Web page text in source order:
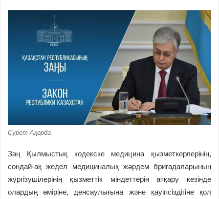
Сурет Ақорда
Заң Қылмыстық кодекске медицина қызметкерлерінің,
сондай-ақ жедел медициналық жәрдем бригадаларының
жүргізушілерінің қызметтік міндеттерін атқару кезінде
олардың өміріне, денсаулығына және қауіпсіздігіне қол